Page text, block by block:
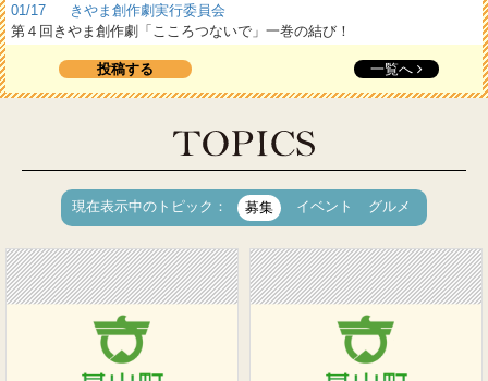
01/17
きやま創作劇実行委員会
第４回きやま創作劇「こころつないで」一巻の結び！
投稿する 一覧へ
現在表示中のトピック： 募集 イベント グルメ